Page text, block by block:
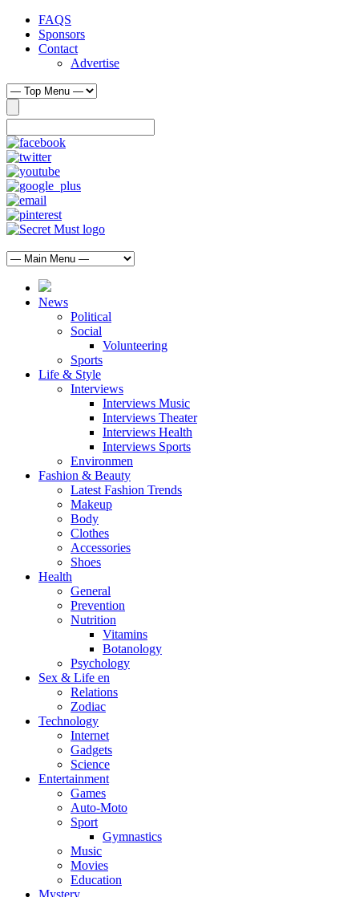
FAQS
Sponsors
Contact
Advertise
News
Political
Social
Volunteering
Sports
Life & Style
Interviews
Interviews Music
Interviews Theater
Interviews Health
Interviews Sports
Environmen
Fashion & Beauty
Latest Fashion Trends
Makeup
Body
Clothes
Accessories
Shoes
Health
General
Prevention
Nutrition
Vitamins
Botanology
Psychology
Sex & Life en
Relations
Zodiac
Technology
Internet
Gadgets
Science
Entertainment
Games
Auto-Moto
Sport
Gymnastics
Music
Movies
Education
Mystery